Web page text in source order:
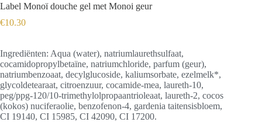
Label Monoï douche gel met Monoi geur
€10.30
Ingrediënten: Aqua (water), natriumlaurethsulfaat,
cocamidopropylbetaïne, natriumchloride, parfum (geur),
natriumbenzoaat, decylglucoside, kaliumsorbate, ezelmelk*,
glycoldetearaat, citroenzuur, cocamide-mea, laureth-10,
peg/ppg-120/10-trimethylolpropaantrioleaat, laureth-2, cocos
(kokos) nuciferaolie, benzofenon-4, gardenia taitensisbloem,
CI 19140, CI 15985, CI 42090, CI 17200.